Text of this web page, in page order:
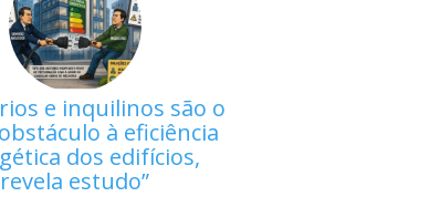
e inquilinos são o
à eficiência
dos edifícios,
revela estudo